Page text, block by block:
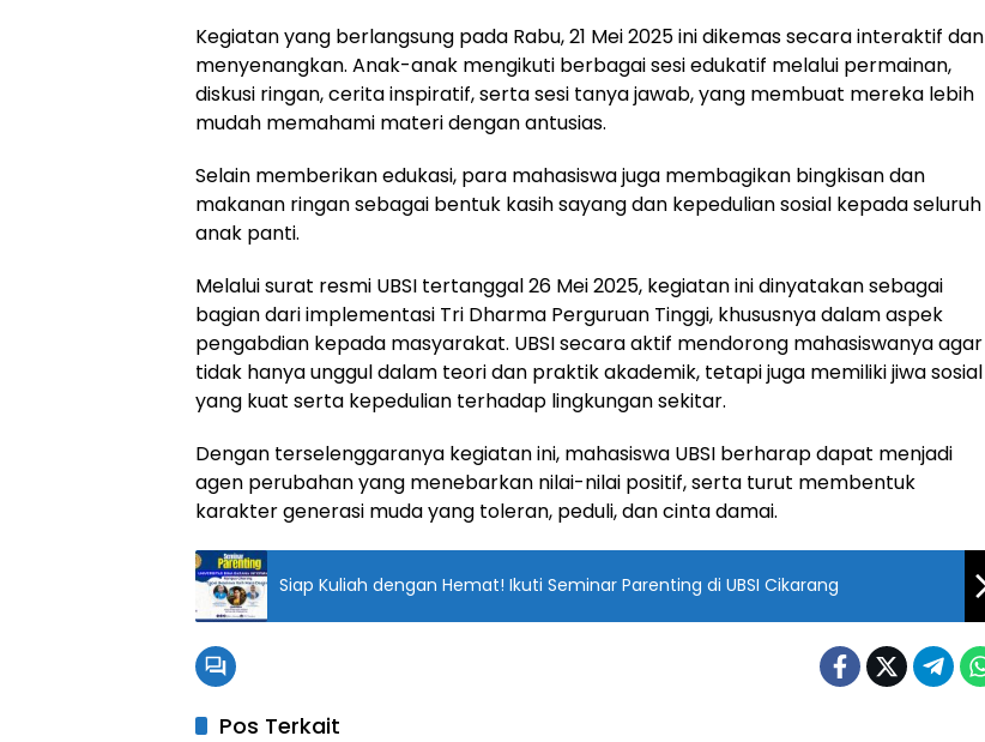
Kegiatan yang berlangsung pada Rabu, 21 Mei 2025 ini dikemas secara interaktif dan
menyenangkan. Anak-anak mengikuti berbagai sesi edukatif melalui permainan,
diskusi ringan, cerita inspiratif, serta sesi tanya jawab, yang membuat mereka lebih
mudah memahami materi dengan antusias.
Selain memberikan edukasi, para mahasiswa juga membagikan bingkisan dan
makanan ringan sebagai bentuk kasih sayang dan kepedulian sosial kepada seluruh
anak panti.
Melalui surat resmi UBSI tertanggal 26 Mei 2025, kegiatan ini dinyatakan sebagai
bagian dari implementasi Tri Dharma Perguruan Tinggi, khususnya dalam aspek
pengabdian kepada masyarakat. UBSI secara aktif mendorong mahasiswanya agar
tidak hanya unggul dalam teori dan praktik akademik, tetapi juga memiliki jiwa sosial
yang kuat serta kepedulian terhadap lingkungan sekitar.
Dengan terselenggaranya kegiatan ini, mahasiswa UBSI berharap dapat menjadi
agen perubahan yang menebarkan nilai-nilai positif, serta turut membentuk
karakter generasi muda yang toleran, peduli, dan cinta damai.
Siap Kuliah dengan Hemat! Ikuti Seminar Parenting di UBSI Cikarang
Pos Terkait